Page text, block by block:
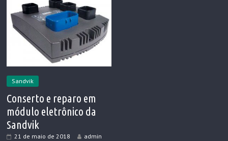
Sandvik
Conserto e reparo em
módulo eletrônico da
Sandvik
21 de maio de 2018
admin